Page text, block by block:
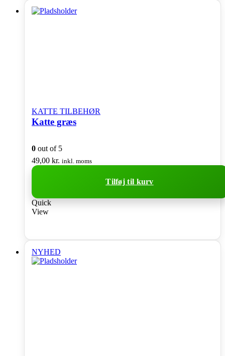
KATTE TILBEHØR
Katte græs
0 out of 5
49,00 kr. inkl. moms
Tilføj til kurv
Quick
View
NYHED